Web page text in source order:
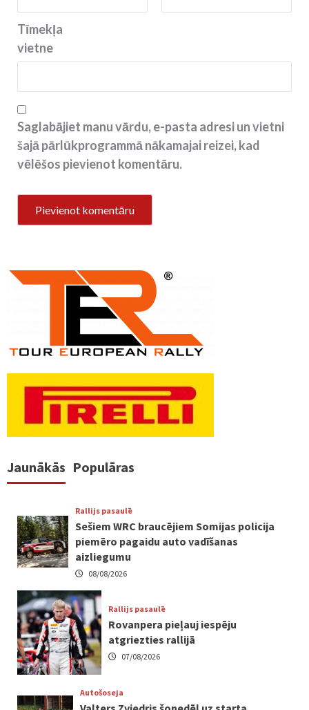
Tīmekļa
vietne
Saglabājiet manu vārdu, e-pasta adresi un vietni
šajā pārlūkprogrammā nākamajai reizei, kad
vēlēšos pievienot komentāru.
Jaunākās Populāras
Rallijs pasaulē
Sešiem WRC braucējiem Somijas policija
piemēro pagaidu auto vadīšanas
aizliegumu
08/08/2026
Rallijs pasaulē
Rovanpera pieļauj iespēju
atgriezties rallijā
07/08/2026
Autošoseja